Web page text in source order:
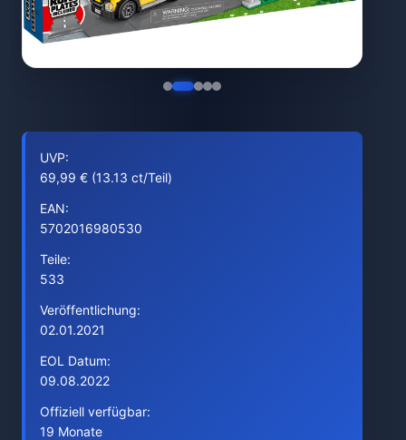
UVP:
69,99 € (13.13 ct/Teil)
EAN:
5702016980530
Teile:
533
Veröffentlichung:
02.01.2021
EOL Datum:
09.08.2022
Offiziell verfügbar:
19 Monate